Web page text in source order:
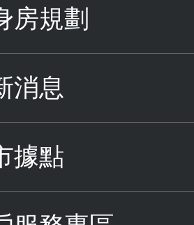
房規劃
消息
據點